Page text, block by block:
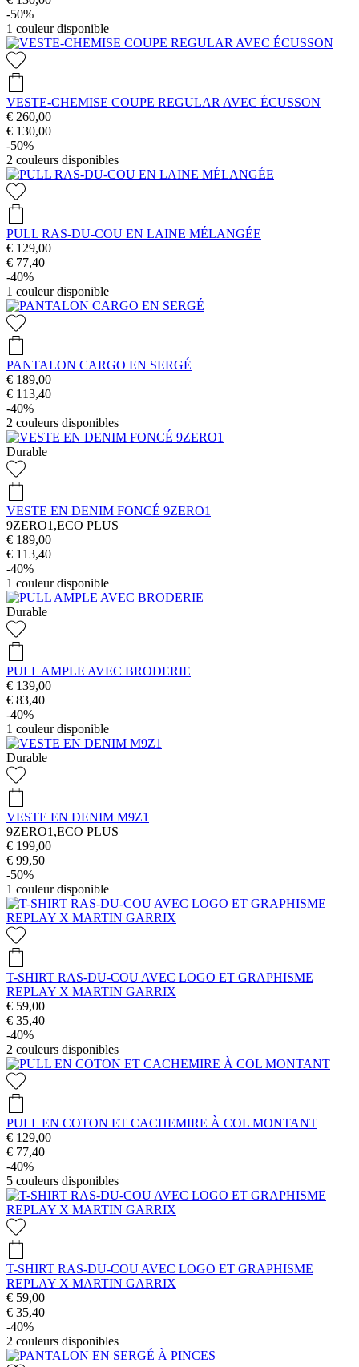
-50%
1 couleur disponible
VESTE-CHEMISE COUPE REGULAR AVEC ÉCUSSON
€ 260,00
€ 130,00
-50%
2 couleurs disponibles
PULL RAS-DU-COU EN LAINE MÉLANGÉE
€ 129,00
€ 77,40
-40%
1 couleur disponible
PANTALON CARGO EN SERGÉ
€ 189,00
€ 113,40
-40%
2 couleurs disponibles
Durable
VESTE EN DENIM FONCÉ 9ZERO1
9ZERO1,ECO PLUS
€ 189,00
€ 113,40
-40%
1 couleur disponible
Durable
PULL AMPLE AVEC BRODERIE
€ 139,00
€ 83,40
-40%
1 couleur disponible
Durable
VESTE EN DENIM M9Z1
9ZERO1,ECO PLUS
€ 199,00
€ 99,50
-50%
1 couleur disponible
T-SHIRT RAS-DU-COU AVEC LOGO ET GRAPHISME
REPLAY X MARTIN GARRIX
€ 59,00
€ 35,40
-40%
2 couleurs disponibles
PULL EN COTON ET CACHEMIRE À COL MONTANT
€ 129,00
€ 77,40
-40%
5 couleurs disponibles
T-SHIRT RAS-DU-COU AVEC LOGO ET GRAPHISME
REPLAY X MARTIN GARRIX
€ 59,00
€ 35,40
-40%
2 couleurs disponibles